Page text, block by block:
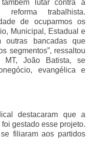
lutar contra a
trabalhista.
de ocuparmos os
Municipal, Estadual e
outras bancadas que
segmentos”, ressaltou
João Batista, se
evangélica e
destacaram que a
gestado esse projeto.
filiaram aos partidos